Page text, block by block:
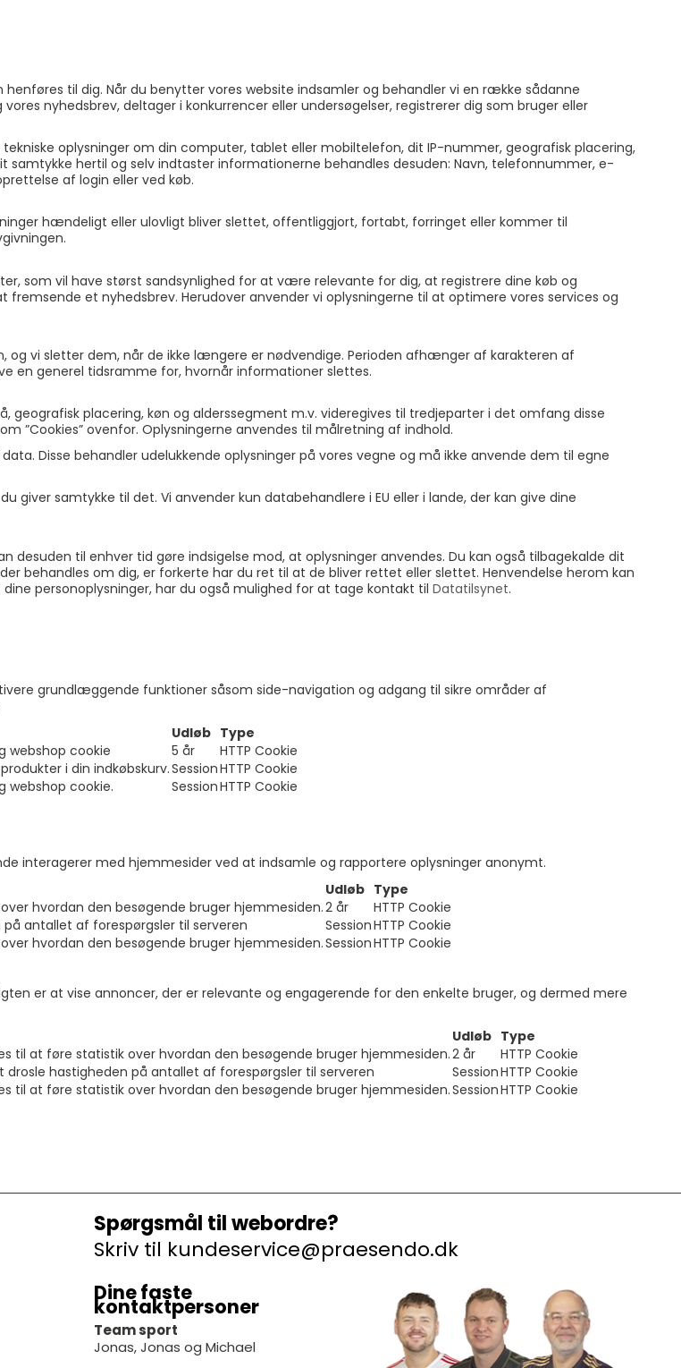
til dig. Når du benytter vores website indsamler og behandler vi en række sådanne
nyhedsbrev, deltager i konkurrencer eller undersøgelser, registrerer dig som bruger eller
oplysninger om din computer, tablet eller mobiltelefon, dit IP-nummer, geografisk placering,
samtykke hertil og selv indtaster informationerne behandles desuden: Navn, telefonnummer, e-
af login eller ved køb.
hændeligt eller ulovligt bliver slettet, offentliggjort, fortabt, forringet eller kommer til
som vil have størst sandsynlighed for at være relevante for dig, at registrere dine køb og
et nyhedsbrev. Herudover anvender vi oplysningerne til at optimere vores services og
og vi sletter dem, når de ikke længere er nødvendige. Perioden afhænger af karakteren af
en generel tidsramme for, hvornår informationer slettes.
geografisk placering, køn og alderssegment m.v. videregives til tredjeparter i det omfang disse
”Cookies” ovenfor. Oplysningerne anvendes til målretning af indhold.
Disse behandler udelukkende oplysninger på vores vegne og må ikke anvende dem til egne
giver samtykke til det. Vi anvender kun databehandlere i EU eller i lande, der kan give dine
desuden til enhver tid gøre indsigelse mod, at oplysninger anvendes. Du kan også tilbagekalde dit
behandles om dig, er forkerte har du ret til at de bliver rettet eller slettet. Henvendelse herom kan
personoplysninger, har du også mulighed for at tage kontakt til Datatilsynet.
grundlæggende funktioner såsom side-navigation og adgang til sikre områder af
Udløb Type
webshop cookie 5 år
HTTP Cookie
i din indkøbskurv.SessionHTTP Cookie
webshop cookie. SessionHTTP Cookie
interagerer med hjemmesider ved at indsamle og rapportere oplysninger anonymt.
Udløb Type
hvordan den besøgende bruger hjemmesiden.2 år
HTTP Cookie
antallet af forespørgsler til serveren SessionHTTP Cookie
hvordan den besøgende bruger hjemmesiden.SessionHTTP Cookie
er at vise annoncer, der er relevante og engagerende for den enkelte bruger, og dermed mere
Udløb Type
til at føre statistik over hvordan den besøgende bruger hjemmesiden.2 år
HTTP Cookie
drosle hastigheden på antallet af forespørgsler til serveren SessionHTTP Cookie
til at føre statistik over hvordan den besøgende bruger hjemmesiden.SessionHTTP Cookie
Spørgsmål til webordre?
Skriv til kundeservice@praesendo.dk
Dine faste
kontaktpersoner
Team sport
Jonas, Jonas og Michael